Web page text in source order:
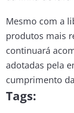
Mesmo com a
produtos mais
continuará
adotadas pela
cumprimento
Tags: